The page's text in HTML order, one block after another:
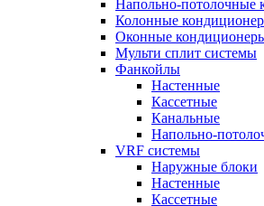
Напольно-потолочные
Колонные
Оконные
Мульти сплит системы
Фанкойлы
Настенные
Кассетные
Канальные
Напольно-
VRF системы
Наружные блоки
Настенные
Кассетные